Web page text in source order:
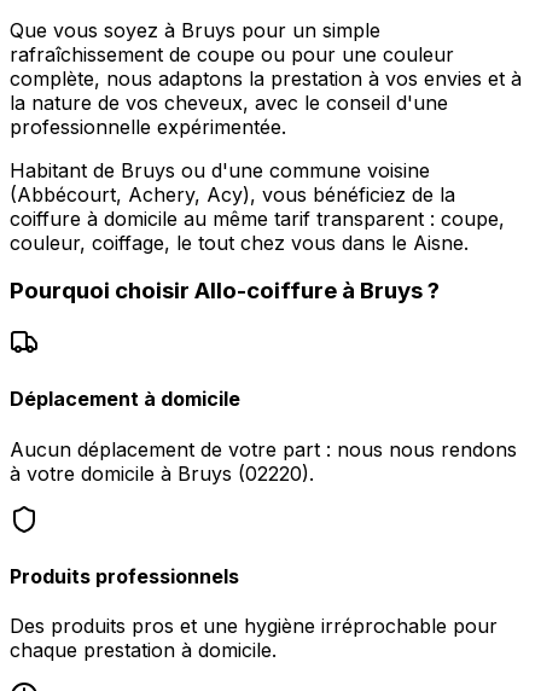
Que vous soyez à Bruys pour un simple
rafraîchissement de coupe ou pour une couleur
complète, nous adaptons la prestation à vos envies et à
la nature de vos cheveux, avec le conseil d'une
professionnelle expérimentée.
Habitant de Bruys ou d'une commune voisine
(Abbécourt, Achery, Acy), vous bénéficiez de la
coiffure à domicile au même tarif transparent : coupe,
couleur, coiffage, le tout chez vous dans le Aisne.
Pourquoi choisir Allo-coiffure à Bruys?
Déplacement à domicile
Aucun déplacement de votre part : nous nous rendons
à votre domicile à Bruys (02220).
Produits professionnels
Des produits pros et une hygiène irréprochable pour
chaque prestation à domicile.